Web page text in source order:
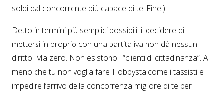
soldi dal concorrente più capace di te. Fine.)
Detto in termini più semplici possibili: il decidere di
mettersi in proprio con una partita iva non dà nessun
diritto. Ma zero. Non esistono i “clienti di cittadinanza”. A
meno che tu non voglia fare il lobbysta come i tassisti e
impedire l’arrivo della concorrenza migliore di te per